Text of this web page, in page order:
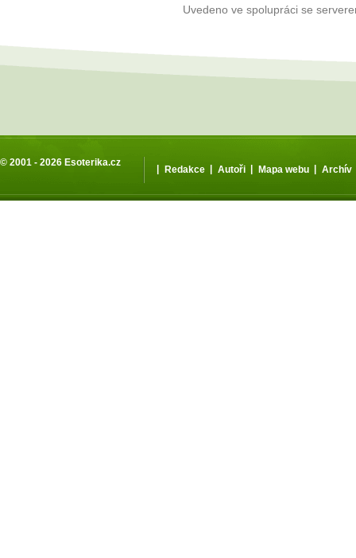
Uvedeno ve spolupráci se
© 2001 - 2026 Esoterika.cz
| Redakce | Autoři | Mapa webu | Archív